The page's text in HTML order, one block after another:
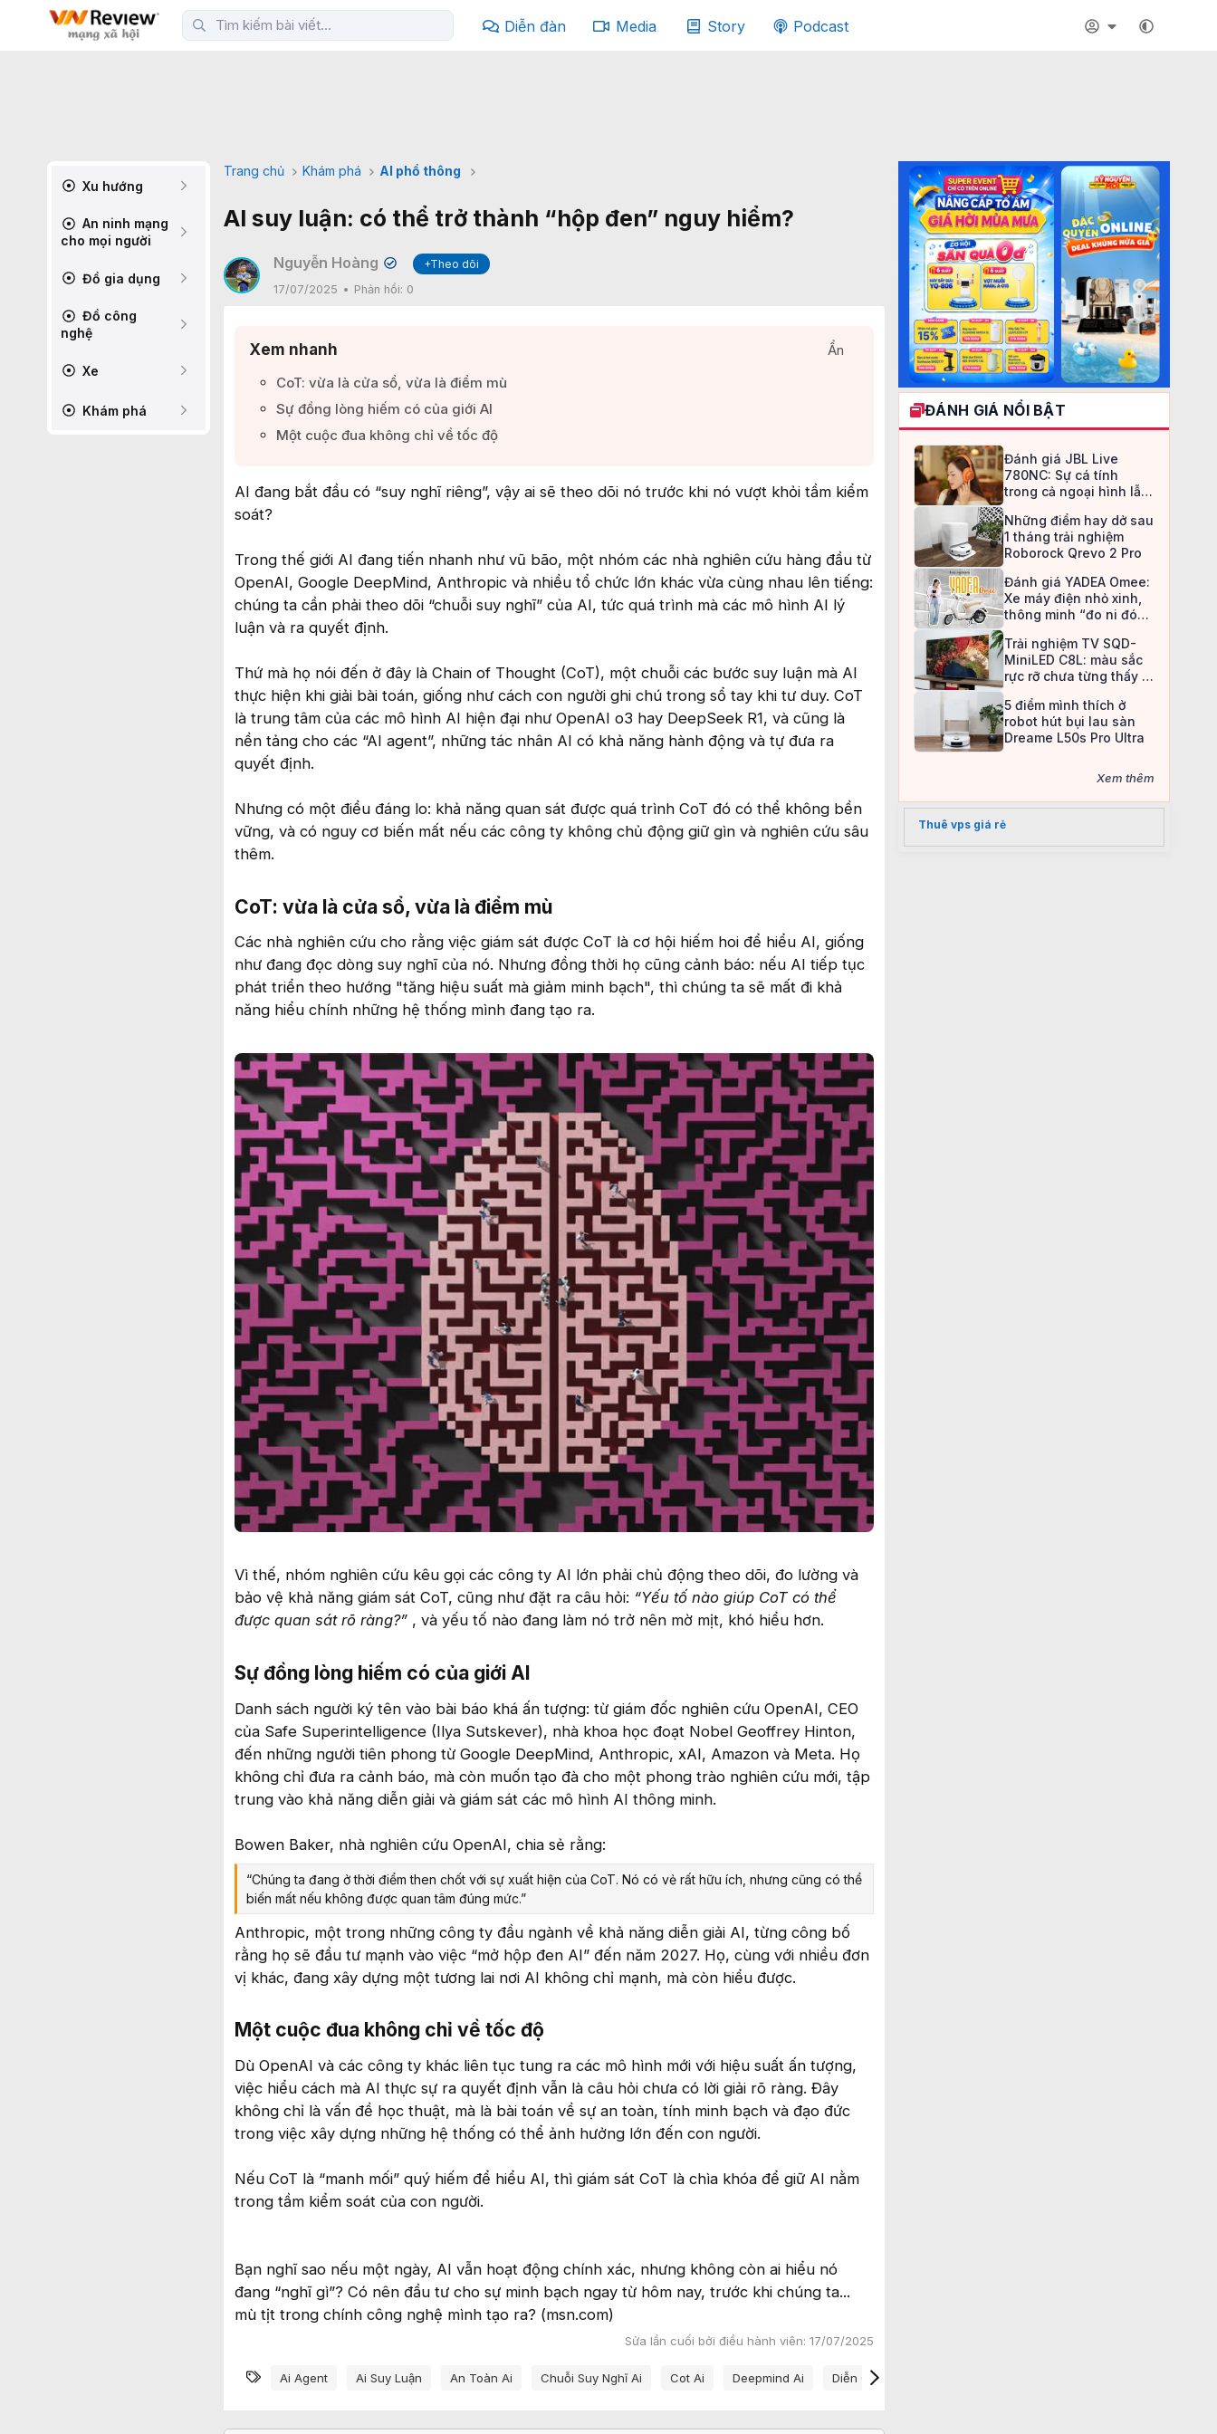
Diễn đàn Media Story Podcast
Xu hướng
An ninh mạng
cho mọi người
Đồ gia dụng
Đồ công
nghệ
Xe
Khám phá
Trang chủ Khám phá AI phổ thông
AI suy luận: có thể trở thành “hộp đen” nguy hiểm?
Nguyễn Hoàng ✔
+Theo dõi
17/07/2025
Phản hồi: 0
Xem nhanh
Ẩn
CoT: vừa là cửa sổ, vừa là điểm mù​
Sự đồng lòng hiếm có của giới AI​
Một cuộc đua không chỉ về tốc độ​
AI đang bắt đầu có “suy nghĩ riêng”, vậy ai sẽ theo dõi nó trước khi nó vượt khỏi tầm kiểm
soát?
Trong thế giới AI đang tiến nhanh như vũ bão, một nhóm các nhà nghiên cứu hàng đầu từ
OpenAI, Google DeepMind, Anthropic và nhiều tổ chức lớn khác vừa cùng nhau lên tiếng:
chúng ta cần phải theo dõi “chuỗi suy nghĩ” của AI, tức quá trình mà các mô hình AI lý
luận và ra quyết định.
Thứ mà họ nói đến ở đây là Chain of Thought (CoT), một chuỗi các bước suy luận mà AI
thực hiện khi giải bài toán, giống như cách con người ghi chú trong sổ tay khi tư duy. CoT
là trung tâm của các mô hình AI hiện đại như OpenAI o3 hay DeepSeek R1, và cũng là
nền tảng cho các “AI agent”, những tác nhân AI có khả năng hành động và tự đưa ra
quyết định.
Nhưng có một điều đáng lo: khả năng quan sát được quá trình CoT đó có thể không bền
vững, và có nguy cơ biến mất nếu các công ty không chủ động giữ gìn và nghiên cứu sâu
thêm.
CoT: vừa là cửa sổ, vừa là điểm mù​
Các nhà nghiên cứu cho rằng việc giám sát được CoT là cơ hội hiếm hoi để hiểu AI, giống
như đang đọc dòng suy nghĩ của nó. Nhưng đồng thời họ cũng cảnh báo: nếu AI tiếp tục
phát triển theo hướng "tăng hiệu suất mà giảm minh bạch", thì chúng ta sẽ mất đi khả
năng hiểu chính những hệ thống mình đang tạo ra.
Vì thế, nhóm nghiên cứu kêu gọi các công ty AI lớn phải chủ động theo dõi, đo lường và
bảo vệ khả năng giám sát CoT, cũng như đặt ra câu hỏi: “Yếu tố nào giúp CoT có thể
được quan sát rõ ràng?” , và yếu tố nào đang làm nó trở nên mờ mịt, khó hiểu hơn.
Sự đồng lòng hiếm có của giới AI​
Danh sách người ký tên vào bài báo khá ấn tượng: từ giám đốc nghiên cứu OpenAI, CEO
của Safe Superintelligence (Ilya Sutskever), nhà khoa học đoạt Nobel Geoffrey Hinton,
đến những người tiên phong từ Google DeepMind, Anthropic, xAI, Amazon và Meta. Họ
không chỉ đưa ra cảnh báo, mà còn muốn tạo đà cho một phong trào nghiên cứu mới, tập
trung vào khả năng diễn giải và giám sát các mô hình AI thông minh.
Bowen Baker, nhà nghiên cứu OpenAI, chia sẻ rằng:
“Chúng ta đang ở thời điểm then chốt với sự xuất hiện của CoT. Nó có vẻ rất hữu ích, nhưng cũng có thể
biến mất nếu không được quan tâm đúng mức.”
Anthropic, một trong những công ty đầu ngành về khả năng diễn giải AI, từng công bố
rằng họ sẽ đầu tư mạnh vào việc “mở hộp đen AI” đến năm 2027. Họ, cùng với nhiều đơn
vị khác, đang xây dựng một tương lai nơi AI không chỉ mạnh, mà còn hiểu được.
Một cuộc đua không chỉ về tốc độ​
Dù OpenAI và các công ty khác liên tục tung ra các mô hình mới với hiệu suất ấn tượng,
việc hiểu cách mà AI thực sự ra quyết định vẫn là câu hỏi chưa có lời giải rõ ràng. Đây
không chỉ là vấn đề học thuật, mà là bài toán về sự an toàn, tính minh bạch và đạo đức
trong việc xây dựng những hệ thống có thể ảnh hưởng lớn đến con người.
Nếu CoT là “manh mối” quý hiếm để hiểu AI, thì giám sát CoT là chìa khóa để giữ AI nằm
trong tầm kiểm soát của con người.
Bạn nghĩ sao nếu một ngày, AI vẫn hoạt động chính xác, nhưng không còn ai hiểu nó
đang “nghĩ gì”? Có nên đầu tư cho sự minh bạch ngay từ hôm nay, trước khi chúng ta...
mù tịt trong chính công nghệ mình tạo ra? (msn.com)
Sửa lần cuối bởi điều hành viên: 17/07/2025
Từ khóa
Ai Agent Ai Suy Luận An Toàn Ai Chuỗi Suy Nghĩ Ai Cot Ai Deepmind Ai Diễn Giải Ai
ĐÁNH GIÁ NỔI BẬT
Đánh giá JBL Live
780NC: Sự cá tính
trong cả ngoại hình lẫn
Những điểm hay dở sau
1 tháng trải nghiệm
Roborock Qrevo 2 Pro
Đánh giá YADEA Omee:
Xe máy điện nhỏ xinh,
thông minh “đo ni đóng
Trải nghiệm TV SQD-
MiniLED C8L: màu sắc
rực rỡ chưa từng thấy ở
5 điểm mình thích ở
robot hút bụi lau sàn
Dreame L50s Pro Ultra
Xem thêm
Thuê vps giá rẻ